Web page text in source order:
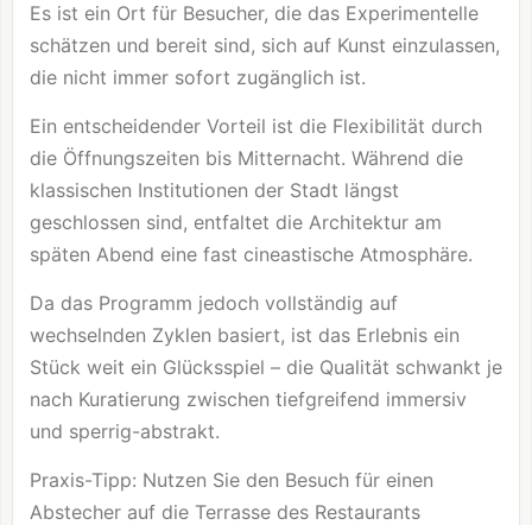
Es ist ein Ort für Besucher, die das Experimentelle
schätzen und bereit sind, sich auf Kunst einzulassen,
die nicht immer sofort zugänglich ist.
Ein entscheidender Vorteil ist die Flexibilität durch
die Öffnungszeiten bis Mitternacht. Während die
klassischen Institutionen der Stadt längst
geschlossen sind, entfaltet die Architektur am
späten Abend eine fast cineastische Atmosphäre.
Da das Programm jedoch vollständig auf
wechselnden Zyklen basiert, ist das Erlebnis ein
Stück weit ein Glücksspiel – die Qualität schwankt je
nach Kuratierung zwischen tiefgreifend immersiv
und sperrig-abstrakt.
Praxis-Tipp: Nutzen Sie den Besuch für einen
Abstecher auf die Terrasse des Restaurants